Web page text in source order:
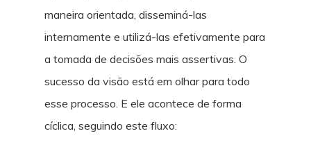
maneira orientada, disseminá-las
internamente e utilizá-las efetivamente para
a tomada de decisões mais assertivas. O
sucesso da visão está em olhar para todo
esse processo. E ele acontece de forma
cíclica, seguindo este fluxo: